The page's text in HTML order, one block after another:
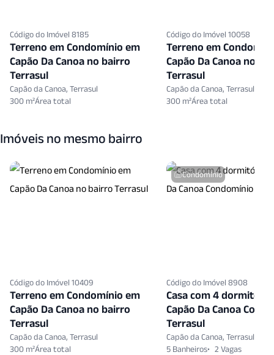
Código do Imóvel 8185
Terreno em Condomínio em
Capão Da Canoa no bairro
Terrasul
Capão da Canoa, Terrasul
300 m²
Código do Imóvel 10058
Terreno em
Capão Da Canoa no
Terrasul
Capão da Canoa, Terrasul
300 m²
Imóveis no mesmo bairro
Código do Imóvel 10409
Terreno em Condomínio em
Capão Da Canoa no bairro
Terrasul
Capão da Canoa, Terrasul
300 m²
Condomínio
Código do Imóvel 8908
Casa com 4
Capão Da Canoa
Terrasul
Capão da Canoa, Terrasul
5 Banheiros
2 Vagas